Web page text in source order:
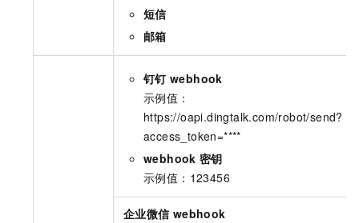
短信
邮箱
钉钉 webhook
示例值：
https://oapi.dingtalk.com/robot/send?
access_token=****
webhook 密钥
示例值：123456
企业微信 webhook